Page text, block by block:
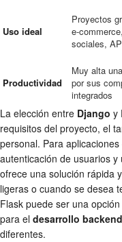
Uso ideal
Proyectos
e-
sociales,
Productividad
Muy alta
por sus
integrados
La elección entre Django y
requisitos del proyecto, el
personal. Para
autenticación de usuarios
ofrece una solución rápida
ligeras o cuando se desea
Flask puede ser una
para el desarrollo backend
diferentes.